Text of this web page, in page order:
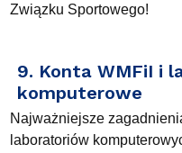
Związku Sportowego!
9. Konta WMFiI i
komputerowe
Najważniejsze
laboratoriów